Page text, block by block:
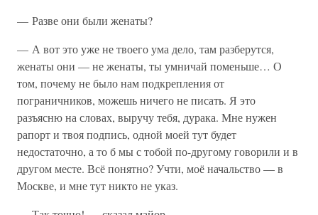
— Разве они были женаты?
— А вот это уже не твоего ума дело, там разберутся,
женаты они — не женаты, ты умничай поменьше… О
том, почему не было нам подкрепления от
пограничников, можешь ничего не писать. Я это
разъясню на словах, выручу тебя, дурака. Мне нужен
рапорт и твоя подпись, одной моей тут будет
недостаточно, а то б мы с тобой по-другому говорили и в
другом месте. Всё понятно? Учти, моё начальство — в
Москве, и мне тут никто не указ.